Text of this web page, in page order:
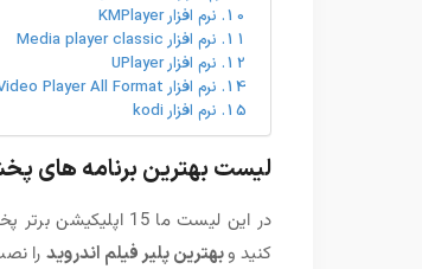
10. نرم افزار KMPlayer
11. نرم افزار Media player classic
12. نرم افزار UPlayer
14. نرم افزار Video Player All Format
15. نرم افزار kodi
لیست بهترین برنامه های
در این لیست ما 15
کنید وبهترین پلیر فیلم اندروید را